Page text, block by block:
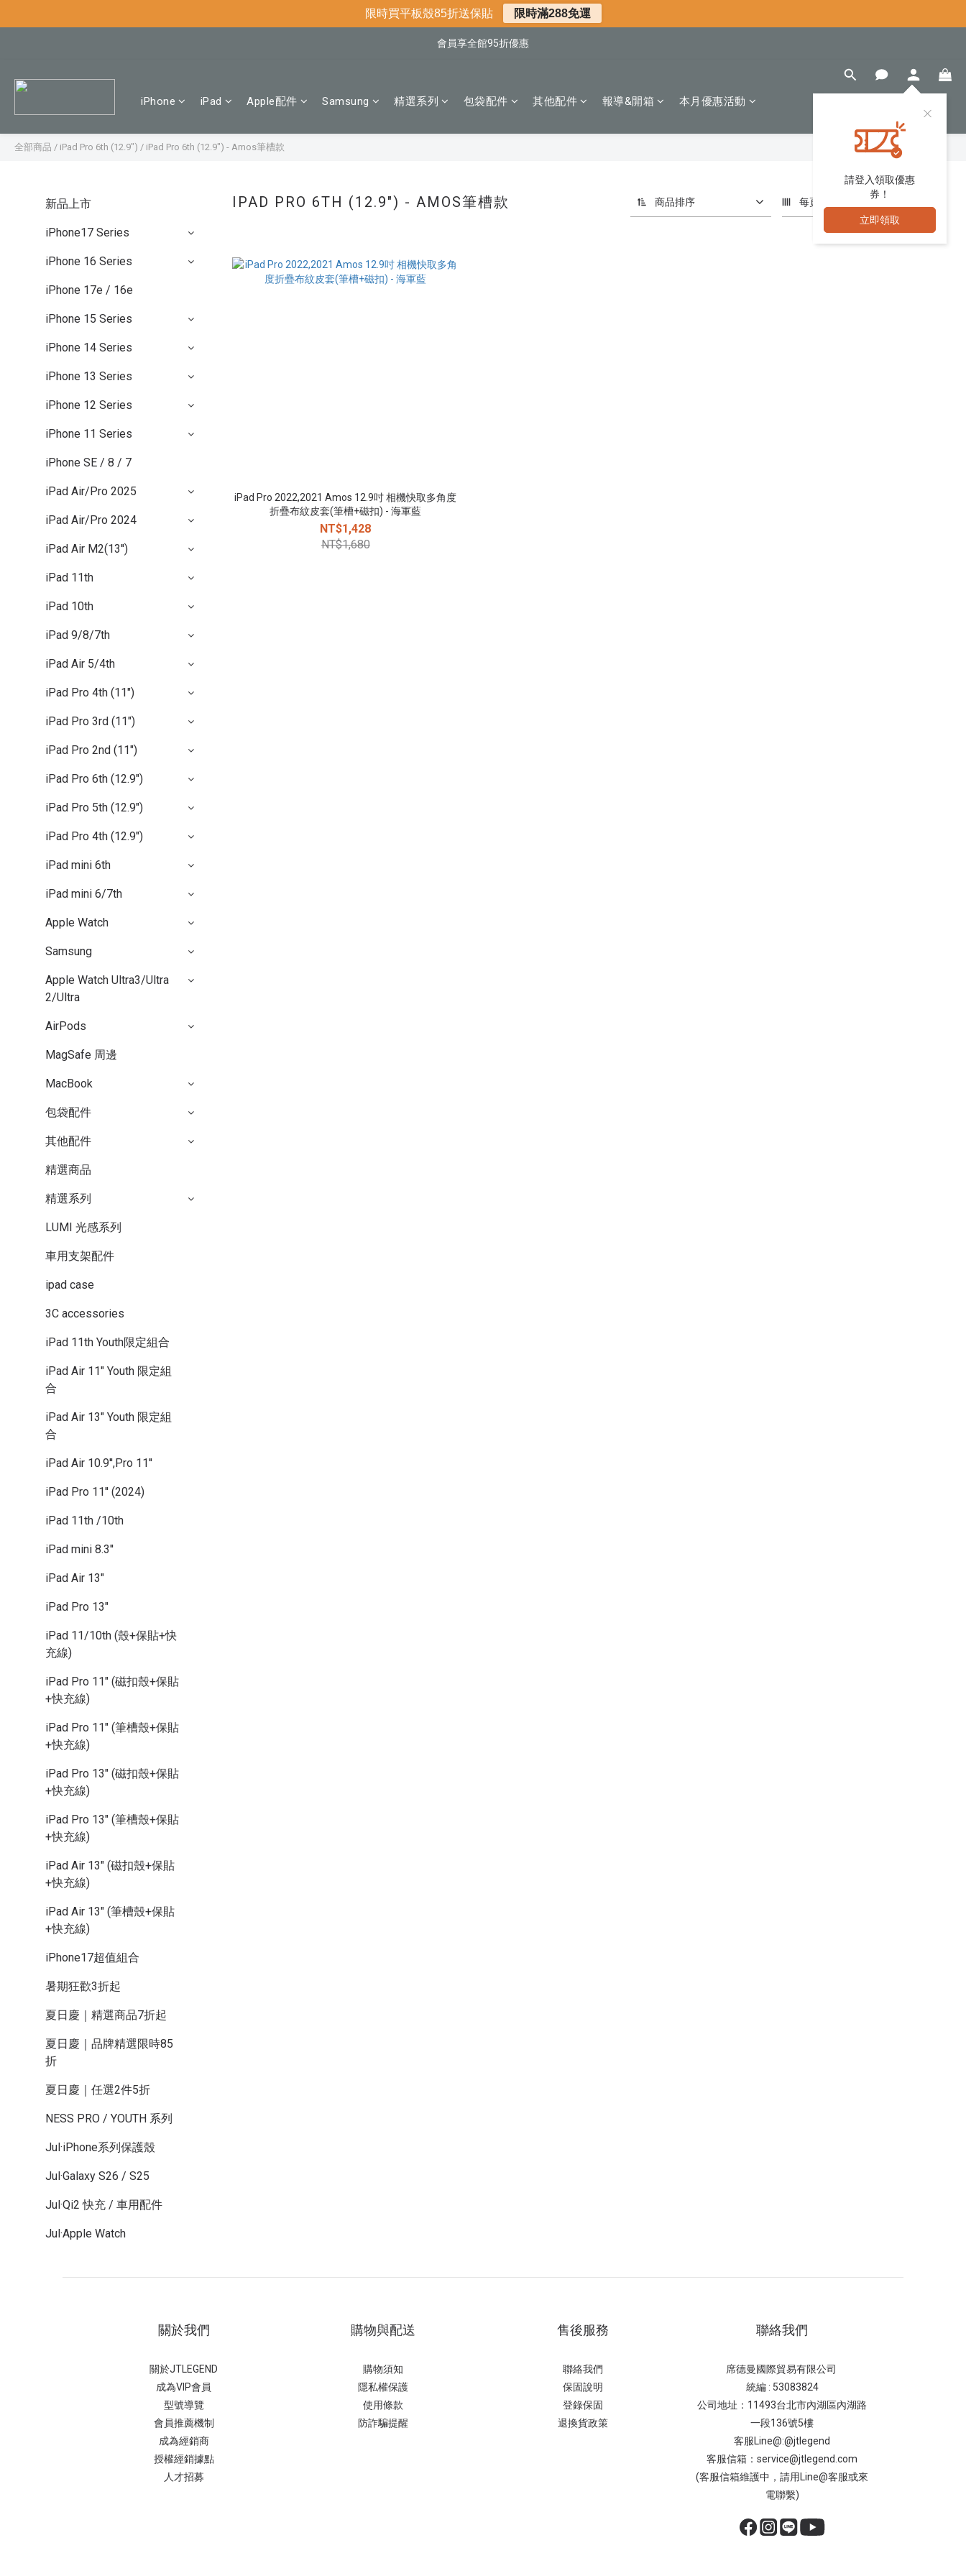
📍新客首購現折$50｜加入會員立即領取
📌年中下殺 手機殼3折起
會員享全館95折優惠
請登入領取優惠
券！
立即領取
iPhone iPad Apple配件 Samsung 精選系列 包袋配件 其他配件 報導&開箱 本月優惠活動
全部商品 / iPad Pro 6th (12.9") / iPad Pro 6th (12.9") - Amos筆槽款
新品上市
iPhone17 Series
iPhone 16 Series
iPhone 17e / 16e
iPhone 15 Series
iPhone 14 Series
iPhone 13 Series
iPhone 12 Series
iPhone 11 Series
iPhone SE / 8 / 7
iPad Air/Pro 2025
iPad Air/Pro 2024
iPad Air M2(13'')
iPad 11th
iPad 10th
iPad 9/8/7th
iPad Air 5/4th
iPad Pro 4th (11")
iPad Pro 3rd (11")
iPad Pro 2nd (11")
iPad Pro 6th (12.9")
iPad Pro 5th (12.9")
iPad Pro 4th (12.9")
iPad mini 6th
iPad mini 6/7th
Apple Watch
Samsung
Apple Watch Ultra3/Ultra
2/Ultra
AirPods
MagSafe 周邊
MacBook
包袋配件
其他配件
精選商品
精選系列
LUMI 光感系列
車用支架配件
ipad case
3C accessories
iPad 11th Youth限定組合
iPad Air 11" Youth 限定組
合
iPad Air 13" Youth 限定組
合
iPad Air 10.9'',Pro 11''
iPad Pro 11'' (2024)
iPad 11th /10th
iPad mini 8.3''
iPad Air 13"
iPad Pro 13"
iPad 11/10th (殼+保貼+快
充線)
iPad Pro 11" (磁扣殼+保貼
+快充線)
iPad Pro 11" (筆槽殼+保貼
+快充線)
iPad Pro 13" (磁扣殼+保貼
+快充線)
iPad Pro 13" (筆槽殼+保貼
+快充線)
iPad Air 13" (磁扣殼+保貼
+快充線)
iPad Air 13" (筆槽殼+保貼
+快充線)
iPhone17超值組合
暑期狂歡3折起
夏日慶｜精選商品7折起
夏日慶｜品牌精選限時85
折
夏日慶｜任選2件5折
NESS PRO / YOUTH 系列
Jul·iPhone系列保護殼
Jul·Galaxy S26 / S25
Jul·Qi2 快充 / 車用配件
Jul·Apple Watch
IPAD PRO 6TH (12.9") - AMOS筆槽款 商品排序 每頁顯示 24 個
iPad Pro 2022,2021 Amos 12.9吋 相機快取多角度
折疊布紋皮套(筆槽+磁扣) - 海軍藍
NT$1,428
NT$1,680
關於我們
關於JTLEGEND
成為VIP會員
型號導覽
會員推薦機制
成為經銷商
授權經銷據點
人才招募
購物與配送
購物須知
隱私權保護
使用條款
防詐騙提醒
售後服務
聯絡我們
保固說明
登錄保固
退換貨政策
聯絡我們
席德曼國際貿易有限公司
統編 : 53083824
公司地址：11493台北市內湖區內湖路
一段136號5樓
客服Line@:@jtlegend
客服信箱：service@jtlegend.com
(客服信箱維護中，請用Line@客服或來
電聯繫)
限時買平板殼85折送保貼 限時滿288免運